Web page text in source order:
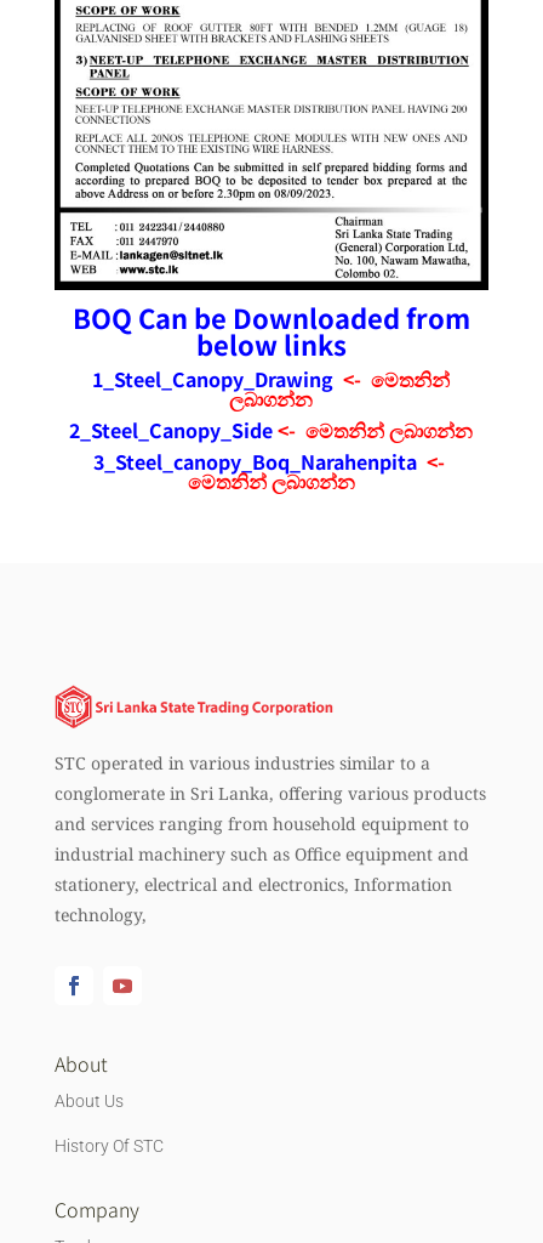
BOQ Can be Downloaded from
below links
1_Steel_Canopy_Drawing<-මෙතනින්
ලබාගන්න
2_Steel_Canopy_Side<-මෙතනින් ලබාගන්න
3_Steel_canopy_Boq_Narahenpita<-
මෙතනින් ලබාගන්න
STC operated in various industries similar to a
conglomerate in Sri Lanka, offering various products
and services ranging from household equipment to
industrial machinery such as Office equipment and
stationery, electrical and electronics, Information
technology,
About
About Us
History Of STC
Company